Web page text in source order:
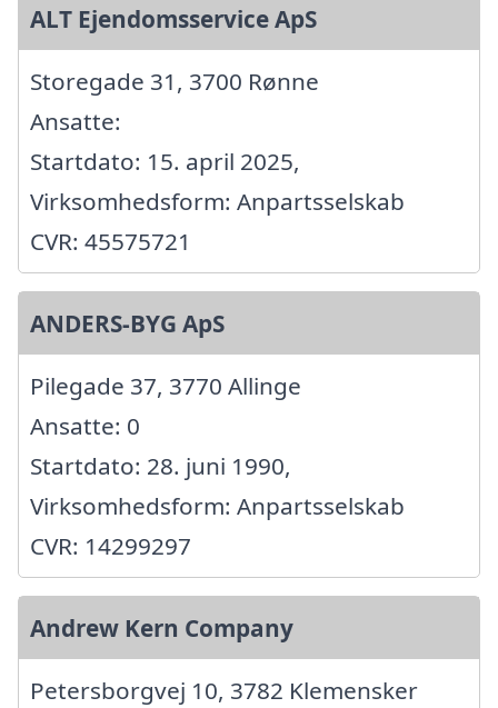
ALT Ejendomsservice ApS
Storegade 31, 3700 Rønne
Ansatte:
Startdato: 15. april 2025,
Virksomhedsform: Anpartsselskab
CVR: 45575721
ANDERS-BYG ApS
Pilegade 37, 3770 Allinge
Ansatte: 0
Startdato: 28. juni 1990,
Virksomhedsform: Anpartsselskab
CVR: 14299297
Andrew Kern Company
Petersborgvej 10, 3782 Klemensker